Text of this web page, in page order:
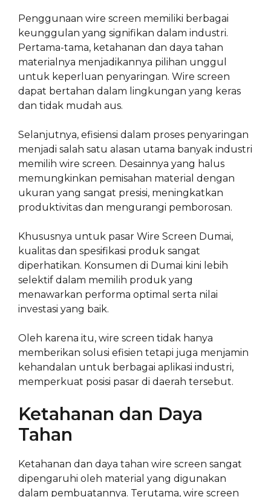
Penggunaan wire screen memiliki berbagai
keunggulan yang signifikan dalam industri.
Pertama-tama, ketahanan dan daya tahan
materialnya menjadikannya pilihan unggul
untuk keperluan penyaringan. Wire screen
dapat bertahan dalam lingkungan yang keras
dan tidak mudah aus.
Selanjutnya, efisiensi dalam proses penyaringan
menjadi salah satu alasan utama banyak industri
memilih wire screen. Desainnya yang halus
memungkinkan pemisahan material dengan
ukuran yang sangat presisi, meningkatkan
produktivitas dan mengurangi pemborosan.
Khususnya untuk pasar Wire Screen Dumai,
kualitas dan spesifikasi produk sangat
diperhatikan. Konsumen di Dumai kini lebih
selektif dalam memilih produk yang
menawarkan performa optimal serta nilai
investasi yang baik.
Oleh karena itu, wire screen tidak hanya
memberikan solusi efisien tetapi juga menjamin
kehandalan untuk berbagai aplikasi industri,
memperkuat posisi pasar di daerah tersebut.
Ketahanan dan Daya
Tahan
Ketahanan dan daya tahan wire screen sangat
dipengaruhi oleh material yang digunakan
dalam pembuatannya. Terutama, wire screen